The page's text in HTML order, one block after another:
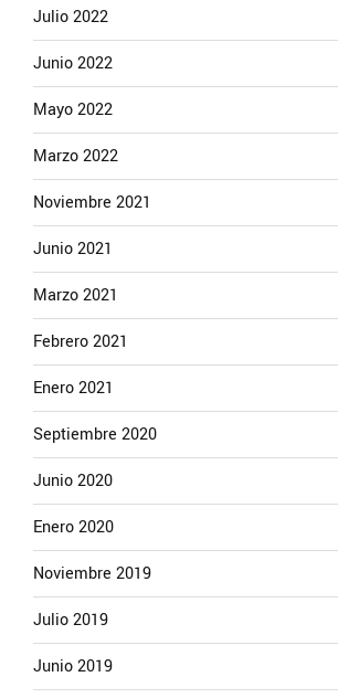
Julio 2022
Junio 2022
Mayo 2022
Marzo 2022
Noviembre 2021
Junio 2021
Marzo 2021
Febrero 2021
Enero 2021
Septiembre 2020
Junio 2020
Enero 2020
Noviembre 2019
Julio 2019
Junio 2019